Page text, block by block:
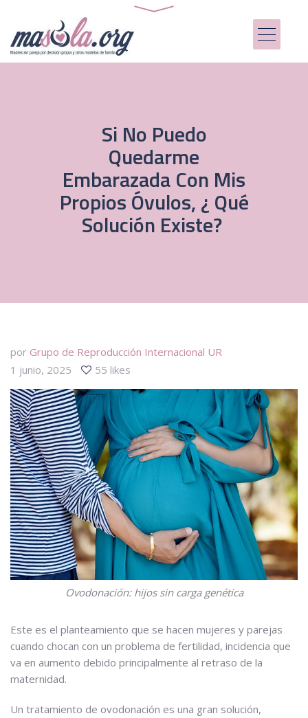
Si No Puedo
Quedarme
Embarazada Con Mis
Propios Óvulos, ¿ Qué
Solución Existe?
por Grupo de Reproducción Internacional UR
1 junio, 2025
55 likes
Ovodonación: hijos sin carga genética
Este es el planteamiento que se hacen mujeres y parejas
cuando chocan con un problema de fertilidad, incidencia que
va en aumento debido principalmente al retraso de la
maternidad.
Un tratamiento de ovodonación es una gran solución,